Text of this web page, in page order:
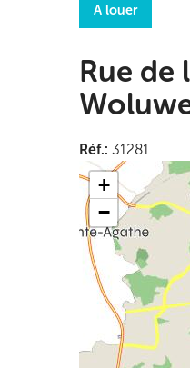
A louer
Rue de
Réf.: 31281
+
−